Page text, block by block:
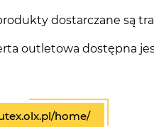
dostarczane są
outletowa dostępna
home/